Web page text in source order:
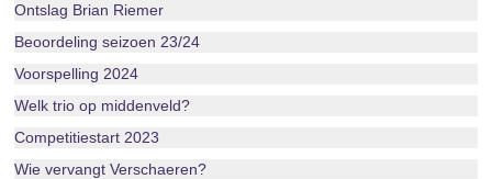
Ontslag Brian Riemer
Beoordeling seizoen 23/24
Voorspelling 2024
Welk trio op middenveld?
Competitiestart 2023
Wie vervangt Verschaeren?